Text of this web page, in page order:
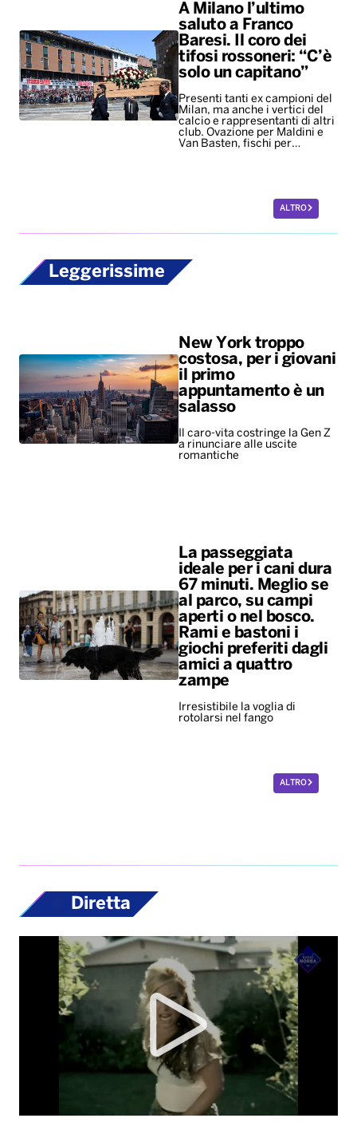
A Milano l’ultimo
saluto a Franco
Baresi. Il coro dei
tifosi rossoneri: “C’è
solo un capitano”
Presenti tanti ex campioni del
Milan, ma anche i vertici del
calcio e rappresentanti di altri
club. Ovazione per Maldini e
Van Basten, fischi per…
ALTRO
Leggerissime
New York troppo
costosa, per i giovani
il primo
appuntamento è un
salasso
Il caro-vita costringe la Gen Z
a rinunciare alle uscite
romantiche
La passeggiata
ideale per i cani dura
67 minuti. Meglio se
al parco, su campi
aperti o nel bosco.
Rami e bastoni i
giochi preferiti dagli
amici a quattro
zampe
Irresistibile la voglia di
rotolarsi nel fango
ALTRO
Diretta